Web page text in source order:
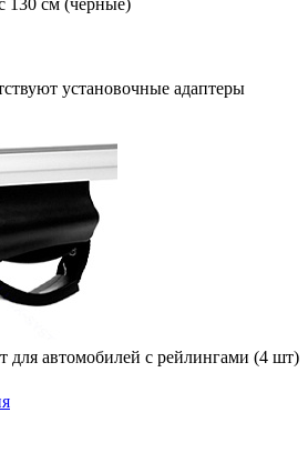
130 см (черные)
установочные адаптеры
для автомобилей с рейлингами (4 шт)